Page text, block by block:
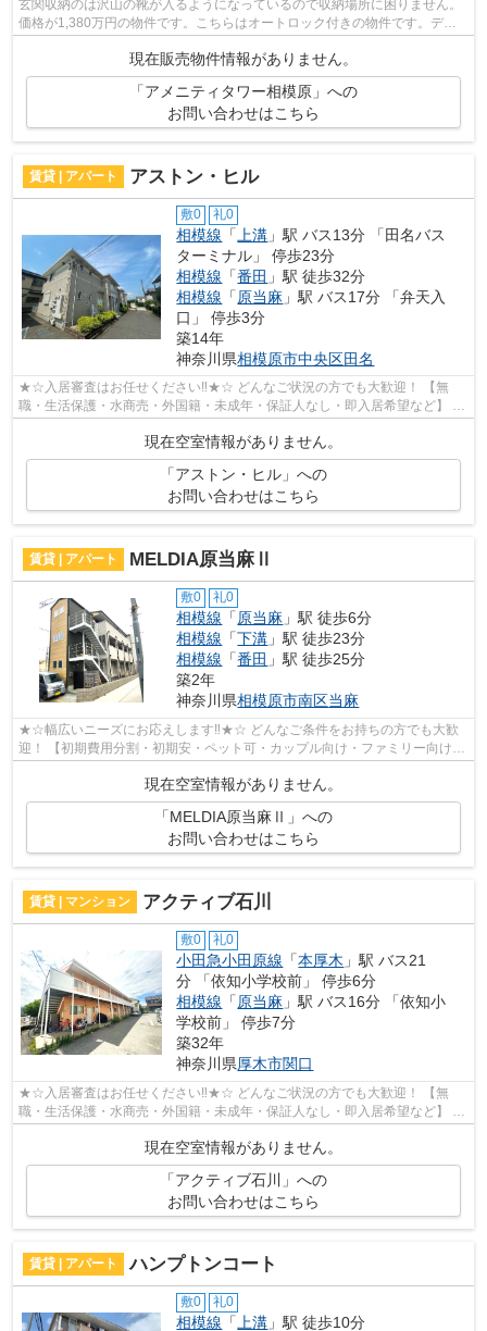
玄関収納のは沢山の靴が入るようになっているので収納場所に困りません。
価格が1,380万円の物件です。こちらはオートロック付きの物件です。デザ
イン性のあるシステムキッチン付きなの...
現在販売物件情報がありません。
「アメニティタワー相模原」への
お問い合わせはこちら
賃貸 | アパート アストン・ヒル
敷0 礼0
相模線 「 上溝 」駅 バス13分 「田名バス
ターミナル」 停歩23分
相模線 「番田 」駅 徒歩32分
相模線 「原当麻 」駅 バス17分 「弁天入
口」 停歩3分
築14年
神奈川県相模原市中央区田名
★☆入居審査はお任せください‼★☆ どんなご状況の方でも大歓迎！ 【無
職・生活保護・水商売・外国籍・未成年・保証人なし・即入居希望など】 ネ
現在空室情報がありません。
「アストン・ヒル」への
お問い合わせはこちら
賃貸 | アパート MELDIA原当麻Ⅱ
敷0 礼0
相模線 「 原当麻 」駅 徒歩6分
相模線 「下溝 」駅 徒歩23分
相模線 「番田 」駅 徒歩25分
築2年
神奈川県相模原市南区当麻
★☆幅広いニーズにお応えします‼★☆ どんなご条件をお持ちの方でも大歓
迎！ 【初期費用分割・初期安・ペット可・カップル向け・ファミリー向け・
現在空室情報がありません。
「MELDIA原当麻Ⅱ」への
お問い合わせはこちら
賃貸 | マンション アクティブ石川
敷0 礼0
小田急小田原線 「本厚木 」駅 バス21
分 「依知小学校前」 停歩6分
相模線 「 原当麻 」駅 バス16分 「依知小
学校前」 停歩7分
築32年
神奈川県厚木市関口
★☆入居審査はお任せください‼★☆ どんなご状況の方でも大歓迎！ 【無
職・生活保護・水商売・外国籍・未成年・保証人なし・即入居希望など】 ネ
ット非公開の物件からもお探し致します‼ ...
現在空室情報がありません。
「アクティブ石川」への
お問い合わせはこちら
賃貸 | アパート ハンプトンコート
敷0 礼0
相模線 「上溝 」駅 徒歩10分